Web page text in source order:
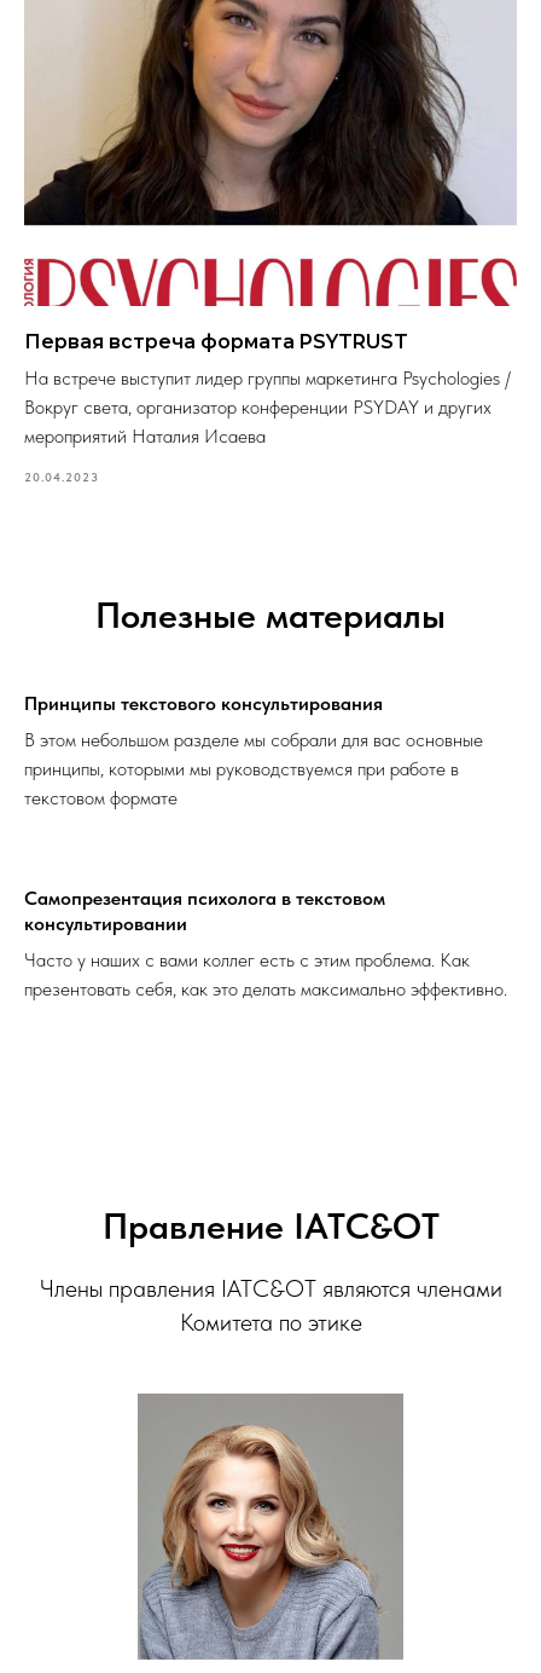
Первая встреча формата PSYTRUST
На встрече выступит лидер группы маркетинга Psychologies /
Вокруг света, организатор конференции PSYDAY и других
мероприятий Наталия Исаева
20.04.2023
Полезные материалы
Принципы текстового консультирования
В этом небольшом разделе мы собрали для вас основные
принципы, которыми мы руководствуемся при работе в
текстовом формате
Самопрезентация психолога в текстовом
консультировании
Часто у наших с вами коллег есть с этим проблема. Как
презентовать себя, как это делать максимально эффективно.
Правление IATC&OT
Члены правления IATC&OT являются членами
Комитета по этике